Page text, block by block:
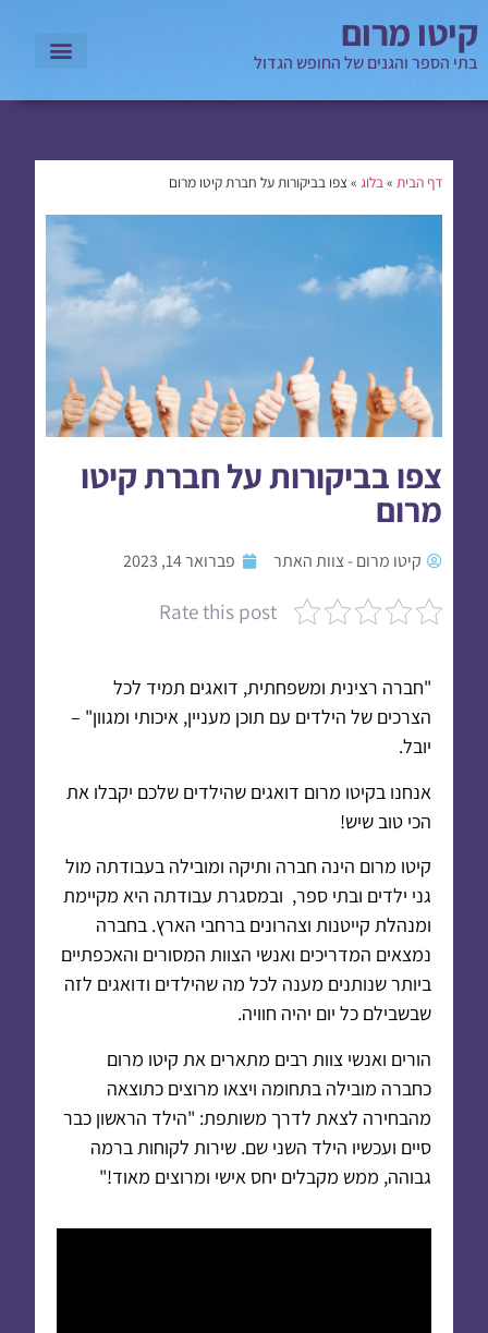
קיטו מרום
בתי הספר והגנים של החופש הגדול
דף הבית »בלוג »צפו בביקורות על חברת קיטו מרום
צפו בביקורות על חברת קיטו
מרום
קיטו מרום - צוות האתר פברואר 14, 2023
Rate this post
"חברה רצינית ומשפחתית, דואגים תמיד לכל
הצרכים של הילדים עם תוכן מעניין, איכותי ומגוון" –
יובל.
אנחנו בקיטו מרום דואגים שהילדים שלכם יקבלו את
הכי טוב שיש!
קיטו מרום הינה חברה ותיקה ומובילה בעבודתה מול
גני ילדים ובתי ספר, ובמסגרת עבודתה היא מקיימת
ומנהלת קייטנות וצהרונים ברחבי הארץ. בחברה
נמצאים המדריכים ואנשי הצוות המסורים והאכפתיים
ביותר שנותנים מענה לכל מה שהילדים ודואגים לזה
שבשבילם כל יום יהיה חוויה.
הורים ואנשי צוות רבים מתארים את קיטו מרום
כחברה מובילה בתחומה ויצאו מרוצים כתוצאה
מהבחירה לצאת לדרך משותפת: "הילד הראשון כבר
סיים ועכשיו הילד השני שם. שירות לקוחות ברמה
גבוהה, ממש מקבלים יחס אישי ומרוצים מאוד!"